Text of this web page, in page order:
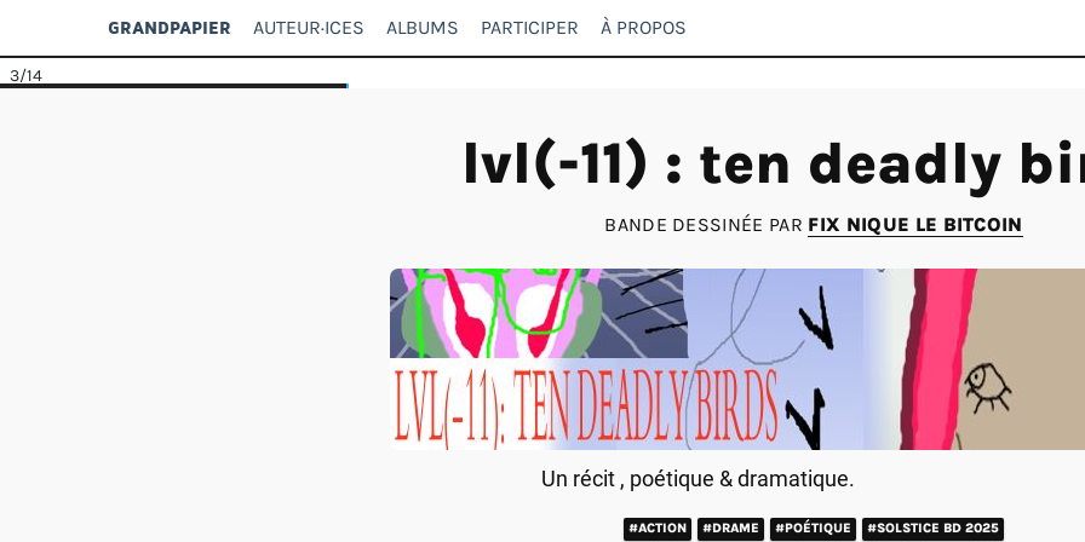
GRANDPAPIER AUTEUR·ICES ALBUMS PARTICIPER À PROPOS
3/14
lvl(-11) : ten deadly
BANDE DESSINÉE PAR FIX NIQUE LE BITCOIN
Un récit , poétique & dramatique.
#ACTION #DRAME #POÉTIQUE #SOLSTICE BD 2025